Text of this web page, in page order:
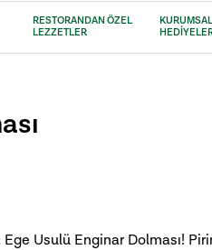
RESTORANDAN ÖZEL
LEZZETLER
KURUMSAL
Ege Usulü Enginar Dolması!